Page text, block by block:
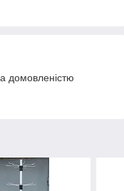
домовленістю